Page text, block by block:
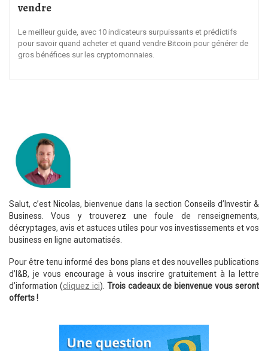
vendre
Le meilleur guide, avec 10 indicateurs surpuissants et prédictifs
pour savoir quand acheter et quand vendre Bitcoin pour générer de
gros bénéfices sur les cryptomonnaies.
Salut, c’est Nicolas, bienvenue dans la section Conseils d’Investir &
Business. Vous y trouverez une foule de renseignements,
décryptages, avis et astuces utiles pour vos investissements et vos
business en ligne automatisés.
Pour être tenu informé des bons plans et des nouvelles publications
d’I&B, je vous encourage à vous inscrire gratuitement à la lettre
d’information (cliquez ici). Trois cadeaux de bienvenue vous seront
offerts !